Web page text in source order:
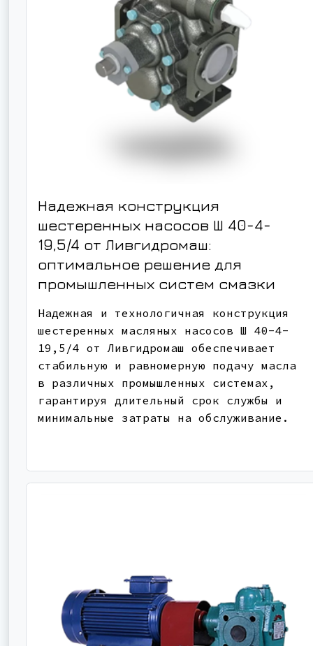
Надежная конструкция
шестеренных насосов Ш 40-4-
19,5/4 от Ливгидромаш:
оптимальное решение для
промышленных систем смазки
Надежная и технологичная конструкция
шестеренных масляных насосов Ш 40-4-
19,5/4 от Ливгидромаш обеспечивает
стабильную и равномерную подачу масла
в различных промышленных системах,
гарантируя длительный срок службы и
минимальные затраты на обслуживание.